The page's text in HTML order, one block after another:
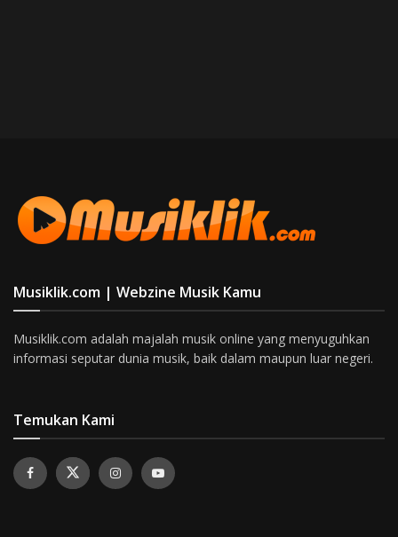
Musiklik.com | Webzine Musik Kamu
Musiklik.com adalah majalah musik online yang menyuguhkan
informasi seputar dunia musik, baik dalam maupun luar negeri.
Temukan Kami